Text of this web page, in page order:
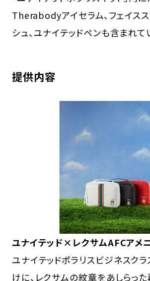
Therabodyアイセラム、フェイスス
シュ、ユナイテッドペンも含まれて
提供内容
ユナイテッド×レクサムAFCアメ
ユナイテッドポラリスビジネスク
けに、レクサムの紋章をあしらっ